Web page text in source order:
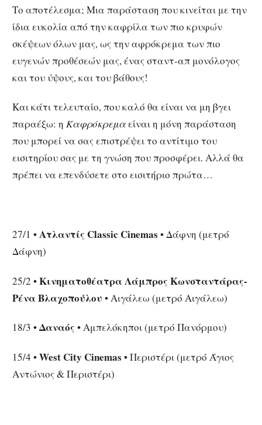
Το αποτέλεσμα; Μια παράσταση που κινείται με την
ίδια ευκολία από την καφρίλα των πιο κρυφών
σκέψεων όλων μας, ως την αφρόκρεμα των πιο
ευγενών προθέσεών μας, ένας σταντ-απ μονόλογος
και του ύψους, και του βάθους!
Και κάτι τελευταίο, που καλό θα είναι να μη βγει
παραέξω: η Καφρόκρεμαείναι η μόνη παράσταση
που μπορεί να σας επιστρέψει το αντίτιμο του
εισιτηρίου σας με τη γνώση που προσφέρει. Αλλά θα
πρέπει να επενδύσετε στο εισιτήριο πρώτα…
27/1 •Ατλαντίς Classic Cinemas • Δάφνη (μετρό
Δάφνη)
25/2 •Κινηματοθέατρα Λάμπρος Κωνσταντάρας-
Ρένα Βλαχοπούλου • Αιγάλεω (μετρό Αιγάλεω)
18/3 •Δαναός • Αμπελόκηποι (μετρό Πανόρμου)
15/4 •West City Cinemas • Περιστέρι (μετρό Άγιος
Αντώνιος & Περιστέρι)